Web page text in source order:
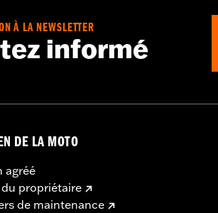
À LA NEWSLETTER
informé
DE LA MOTO
agréé
propriétaire
de maintenance